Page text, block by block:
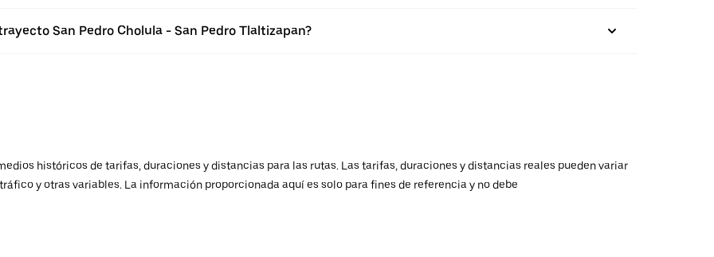
San Pedro Cholula - San Pedro Tlaltizapan?
históricos de tarifas, duraciones y distancias para las rutas. Las tarifas, duraciones y distancias reales pueden variar
y otras variables. La información proporcionada aquí es solo para fines de referencia y no debe